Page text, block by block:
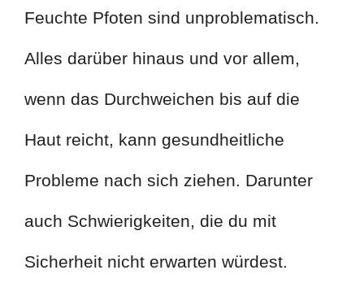
Feuchte Pfoten sind unproblematisch.
Alles darüber hinaus und vor allem,
wenn das Durchweichen bis auf die
Haut reicht, kann gesundheitliche
Probleme nach sich ziehen. Darunter
auch Schwierigkeiten, die du mit
Sicherheit nicht erwarten würdest.